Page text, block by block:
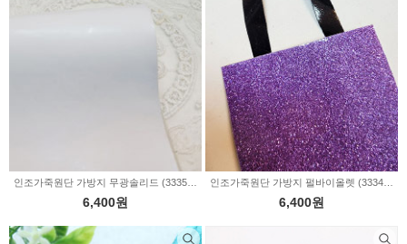
인조가죽원단 가방지 무광솔리드 (333535)
6,400원
인조가죽원단 가방지 펄바이올렛 (333466)
6,400원